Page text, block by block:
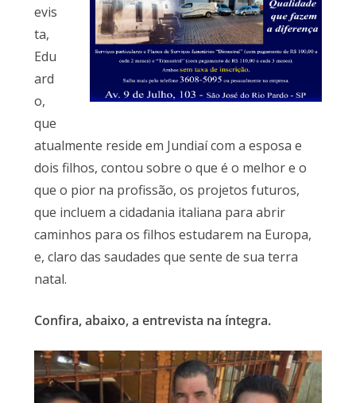
evis
ta,
Edu
ard
o,
que
atualmente reside em Jundiaí com a esposa e
dois filhos, contou sobre o que é o melhor e o
que o pior na profissão, os projetos futuros,
que incluem a cidadania italiana para abrir
caminhos para os filhos estudarem na Europa,
e, claro das saudades que sente de sua terra
natal.
Confira, abaixo, a entrevista na íntegra.